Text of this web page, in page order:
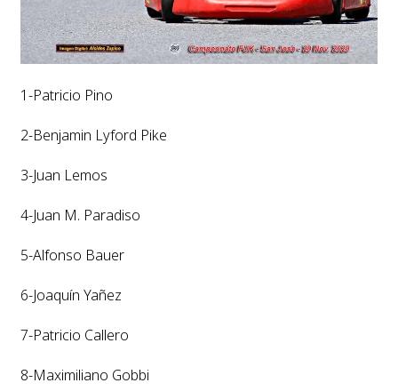
1-Patricio Pino
2-Benjamin Lyford Pike
3-Juan Lemos
4-Juan M. Paradiso
5-Alfonso Bauer
6-Joaquín Yañez
7-Patricio Callero
8-Maximiliano Gobbi